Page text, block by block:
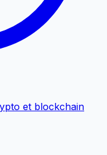
et blockchain